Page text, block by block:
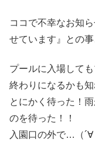
ココで不幸なお知
せています』との事
プールに入場して
終わりになるかも
とにかく待った！
のを待った！！
入園口の外で…（´∀